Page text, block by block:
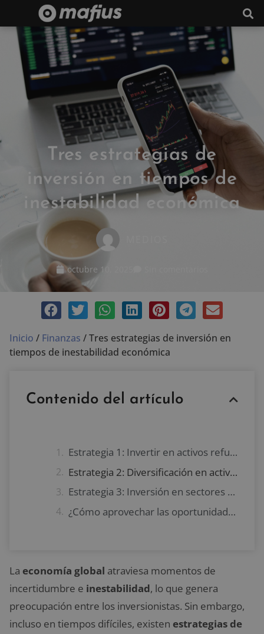
Tres estrategias de
inversión en tiempos de
inestabilidad económica
octubre 10, 2025
Inicio / Finanzas /Tres estrategias de inversión en
tiempos de inestabilidad económica
Contenido del artículo
Estrategia 1: Invertir en activos refugio
Estrategia 2: Diversificación en activos alternativos
Estrategia 3: Inversión en sectores defensivos
¿Cómo aprovechar las oportunidades de inversión en tiempos de inestabilidad?
La economía global atraviesa momentos de
incertidumbre e inestabilidad, lo que genera
preocupación entre los inversionistas. Sin embargo,
incluso en tiempos difíciles, existen estrategias de